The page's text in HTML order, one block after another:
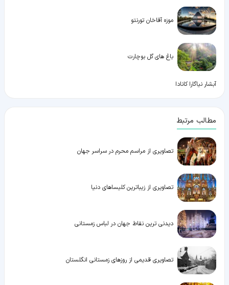
موزه آقاخان تورنتو
باغ های گل بوچارت
آبشار نیاگارا کانادا
مطالب مرتبط
تصاویری از مراسم محرم در سراسر جهان
تصاویری از زیباترین کلیساهای دنیا
دیدنی ترین نقاط جهان در لباس زمستانی
تصاویری قدیمی از روزهای زمستانی انگلستان